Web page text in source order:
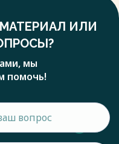
ИЛИ
мы
помочь!